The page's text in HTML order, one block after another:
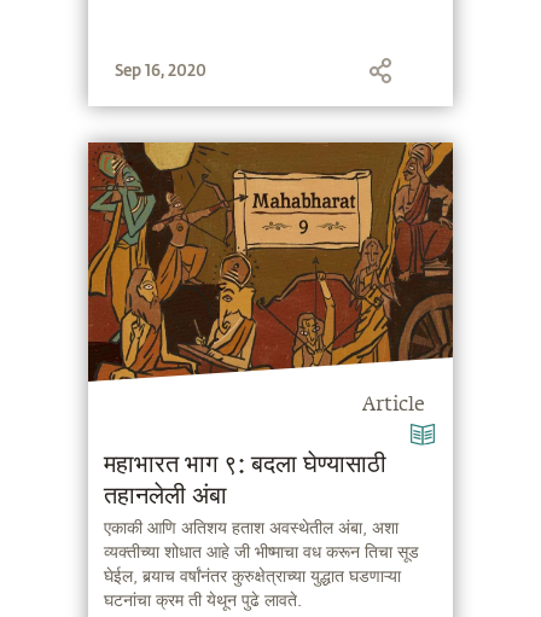
Sep 16, 2020
Article
महाभारत भाग ९: बदला घेण्यासाठी
तहानलेली अंबा
एकाकी आणि अतिशय हताश अवस्थेतील अंबा, अशा
व्यक्तीच्या शोधात आहे जी भीष्माचा वध करून तिचा सूड
घेईल, बर्‍याच वर्षांनंतर कुरुक्षेत्राच्या युद्धात घडणाऱ्या
घटनांचा क्रम ती येथून पुढे लावते.